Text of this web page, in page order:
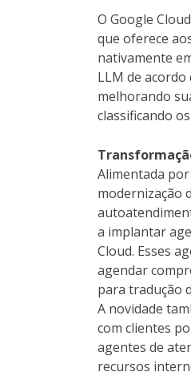
O Google
que oferece
nativamente
LLM de
melhorando
classificando
Alimentada
modernização
a implantar
Cloud. Esses
agendar
para tradução
A novidade
com clientes
agentes de
recursos